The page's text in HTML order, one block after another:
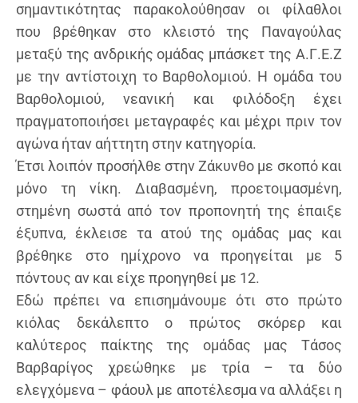
σημαντικότητας παρακολούθησαν οι φίλαθλοι
που βρέθηκαν στο κλειστό της Παναγούλας
μεταξύ της ανδρικής ομάδας μπάσκετ της Α.Γ.Ε.Ζ
με την αντίστοιχη το Βαρθολομιού. Η ομάδα του
Βαρθολομιού, νεανική και φιλόδοξη έχει
πραγματοποιήσει μεταγραφές και μέχρι πριν τον
αγώνα ήταν αήττητη στην κατηγορία.
Έτσι λοιπόν προσήλθε στην Ζάκυνθο με σκοπό και
μόνο τη νίκη. Διαβασμένη, προετοιμασμένη,
στημένη σωστά από τον προπονητή της έπαιξε
έξυπνα, έκλεισε τα ατού της ομάδας μας και
βρέθηκε στο ημίχρονο να προηγείται με 5
πόντους αν και είχε προηγηθεί με 12.
Εδώ πρέπει να επισημάνουμε ότι στο πρώτο
κιόλας δεκάλεπτο ο πρώτος σκόρερ και
καλύτερος παίκτης της ομάδας μας Τάσος
Βαρβαρίγος χρεώθηκε με τρία – τα δύο
ελεγχόμενα – φάουλ με αποτέλεσμα να αλλάξει η